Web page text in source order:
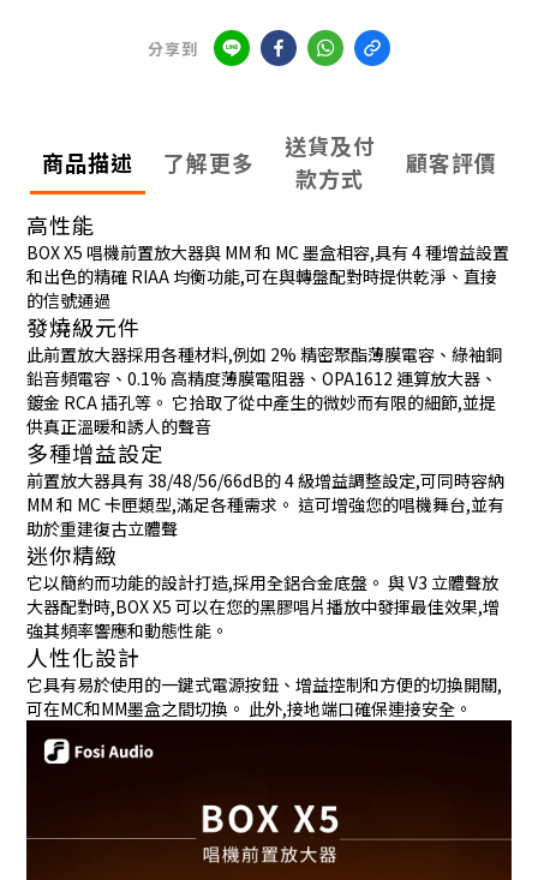
分享到
商品描述 了解更多
送貨及付
款方式
顧客評價
高性能
BOX X5 唱機前置放大器與 MM 和 MC 墨盒相容,具有 4 種增益設置
和出色的精確 RIAA 均衡功能,可在與轉盤配對時提供乾淨、直接
的信號通過
發燒級元件
此前置放大器採用各種材料,例如 2% 精密聚酯薄膜電容、綠袖銅
鉛音頻電容、0.1% 高精度薄膜電阻器、OPA1612 運算放大器、
鍍金 RCA 插孔等。 它拾取了從中產生的微妙而有限的細節,並提
供真正溫暖和誘人的聲音
多種增益設定
前置放大器具有 38/48/56/66dB的 4 級增益調整設定,可同時容納
MM 和 MC 卡匣類型,滿足各種需求。 這可增強您的唱機舞台,並有
助於重建復古立體聲
迷你精緻
它以簡約而功能的設計打造,採用全鋁合金底盤。 與 V3 立體聲放
大器配對時,BOX X5 可以在您的黑膠唱片播放中發揮最佳效果,增
強其頻率響應和動態性能。
人性化設計
它具有易於使用的一鍵式電源按鈕、增益控制和方便的切換開關,
可在MC和MM墨盒之間切換。 此外,接地端口確保連接安全。